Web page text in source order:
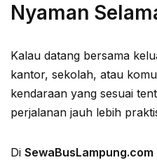
Nyaman
Kalau datang bersama
kantor, sekolah, atau
kendaraan yang sesuai
perjalanan jauh lebih
Di SewaBusLampung.com